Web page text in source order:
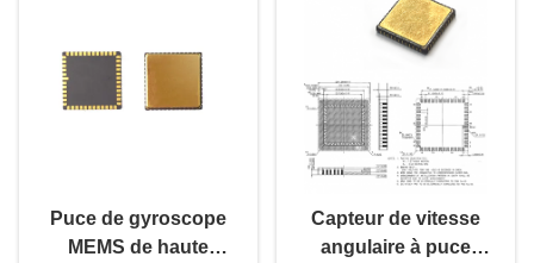
vitesse angulaire
pour la navigation
Puce de gyroscope
MEMS de haute
Capteur de vitesse
angulaire à puce